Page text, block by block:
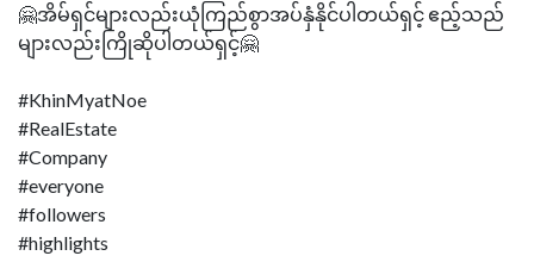
🤗အိမ်ရှင်များလည်းယုံကြည်စွာအပ်နှံနိုင်ပါတယ်ရှင့် ဧည့်သည်
များလည်းကြိုဆိုပါတယ်ရှင့်🤗
#KhinMyatNoe
#RealEstate
#Company
#everyone
#followers
#highlights